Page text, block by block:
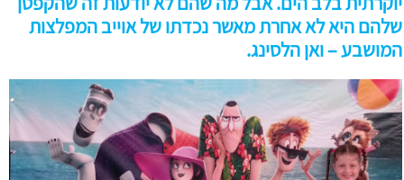
שלהם היא לא אחרת מאשר נכדתו של אוייב המפלצות
המושבע – ואן הלסינג.